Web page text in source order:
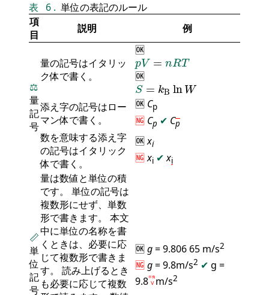
表 6 . 単位の表記のルール
項
目
説明 例
⚖️
量
記
号
量の記号はイタリッ
ク体で書く。
🆗
pV = nRT
pV= RT
🆗
S = kB ln W
S= Bln W
添え字の記号はロー
マン体で書く。
🆗 Cp
🆖 Cp ✔ Cp
数を意味する添え字
の記号はイタリック
体で書く。
🆗xi
🆖xi ✔ xi
📏
単
位
記
号
量は数値と単位の積
です。 単位の記号は
複数形にせず、単数
形で書きます。 本文
中に単位の名称を書
くときは、必要に応
じて複数形で書きま
す。 読み上げるとき
も必要に応じて複数
🆗g= 9.806 65 m/s2
🆖g= 9.8m/s2 ✔ g =
9.8 Ⅴ
半角 m/s2